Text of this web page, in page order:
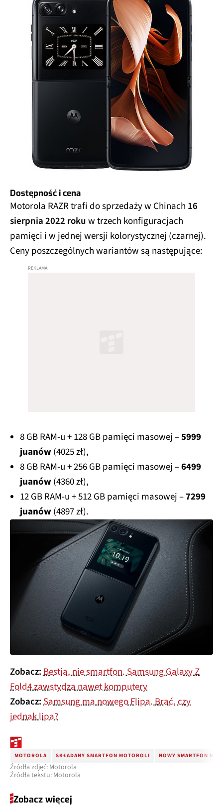
Dostępność i cena
Motorola RAZR trafi do sprzedaży w Chinach 16
sierpnia 2022 rokuw trzech konfiguracjach
pamięci i w jednej wersji kolorystycznej (czarnej).
Ceny poszczególnych wariantów są następujące:
8 GB RAM-u + 128 GB pamięci masowej –5999
juanów(4025 zł),
8 GB RAM-u + 256 GB pamięci masowej –6499
juanów(4360 zł),
12 GB RAM-u + 512 GB pamięci masowej –7299
juanów(4897 zł).
Zobacz:Bestia, nie smartfon. Samsung Galaxy Z
Fold4 zawstydza nawet komputery
Zobacz:Samsung ma nowego Flipa. Brać, czy
jednak lipa?
MOTOROLA SKŁADANY SMARTFON MOTOROLI NOWY SMARTFON
Źródła zdjęć: Motorola
Źródła tekstu: Motorola
Zobacz więcej